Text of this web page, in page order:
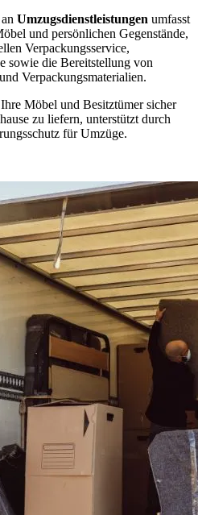
Umzugsdienstleistungen umfasst
und persönlichen Gegenstände,
Verpackungsservice,
sowie die Bereitstellung von
Verpackungsmaterialien.
Möbel und Besitztümer sicher
zu liefern, unterstützt durch
für Umzüge.